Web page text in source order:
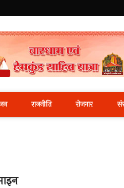
राजनीति रोजगार